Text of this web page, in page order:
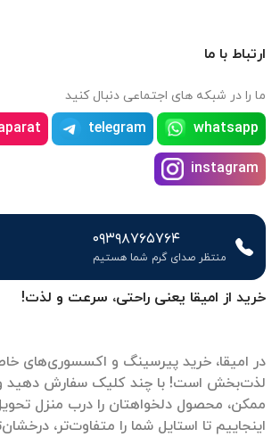
خرید از امیقا یعنی راحتی، سرعت و لذت!
در امیقا، خرید پیرسینگ و اکسسوری‌های
لذت‌بخش است! با چند کلیک سفارش دهید و
ممکن، محصول دلخواهتان را درب منزل
اینجاییم تا استایل شما را متفاوت‌تر،
ارتباط با ما
ما را در شبکه های اجتماعی دنبال کنید
whatsapp
telegram
instagram
۰۹۳۹۸۷۶۵۷۶۴
منتظر صدای گرم شما هستیم